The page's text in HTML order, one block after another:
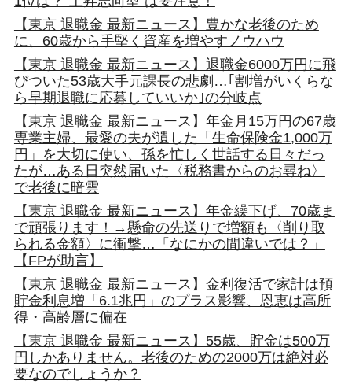
【東京 退職金 最新ニュース】豊かな老後のため
に、60歳から手堅く資産を増やすノウハウ
【東京 退職金 最新ニュース】退職金6000万円に飛
びついた53歳大手元課長の悲劇…｢割増がいくらな
ら早期退職に応募していいか｣の分岐点
【東京 退職金 最新ニュース】年金月15万円の67歳
専業主婦、最愛の夫が遺した「生命保険金1,000万
円」を大切に使い、孫を忙しく世話する日々だっ
たが…ある日突然届いた〈税務書からのお尋ね〉
で老後に暗雲
【東京 退職金 最新ニュース】年金繰下げ、70歳ま
で頑張ります！→懸命の先送りで増額も〈削り取
られる金額〉に衝撃…「なにかの間違いでは？」
【FPが助言】
【東京 退職金 最新ニュース】金利復活で家計は預
貯金利息増「6.1兆円」のプラス影響、恩恵は高所
得・高齢層に偏在
【東京 退職金 最新ニュース】55歳、貯金は500万
円しかありません。老後のための2000万は絶対必
要なのでしょうか？